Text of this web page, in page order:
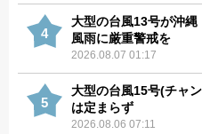
4
大型の台風13号が沖
風雨に厳重警戒を
2026.08.07 01:17
5
大型の台風15号(チャ
は定まらず
2026.08.06 07:11